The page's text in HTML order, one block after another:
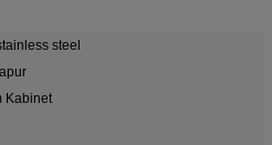
steel
Kabinet